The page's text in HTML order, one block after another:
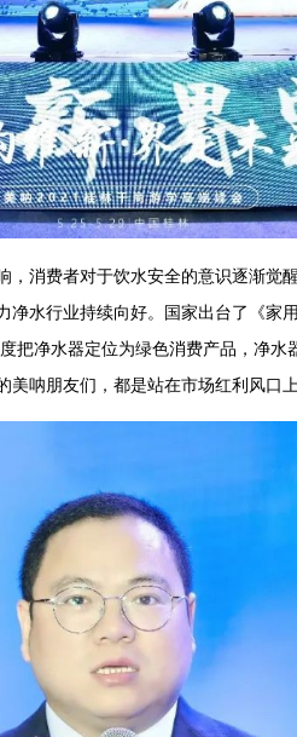
消费者对于饮水安全的意识逐渐觉
净水行业持续向好。国家出台了《家
把净水器定位为绿色消费产品，净水
呐朋友们，都是站在市场红利风口